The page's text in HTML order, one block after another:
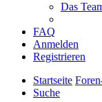
Das
FAQ
Anmelden
Registrieren
Startseite
Suche